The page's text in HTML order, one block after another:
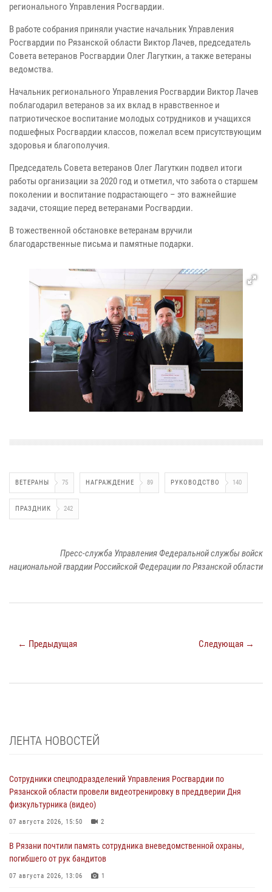
регионального Управления Росгвардии.
В работе собрания приняли участие начальник Управления
Росгвардии по Рязанской области Виктор Лачев, председатель
Совета ветеранов Росгвардии Олег Лагуткин, а также ветераны
ведомства.
Начальник регионального Управления Росгвардии Виктор Лачев
поблагодарил ветеранов за их вклад в нравственное и
патриотическое воспитание молодых сотрудников и учащихся
подшефных Росгвардии классов, пожелал всем присутствующим
здоровья и благополучия.
Председатель Совета ветеранов Олег Лагуткин подвел итоги
работы организации за 2020 год и отметил, что забота о старшем
поколении и воспитание подрастающего – это важнейшие
задачи, стоящие перед ветеранами Росгвардии.
В тожественной обстановке ветеранам вручили
благодарственные письма и памятные подарки.
ВЕТЕРАНЫ 75 НАГРАЖДЕНИЕ 89 РУКОВОДСТВО 140
ПРАЗДНИК 242
Пресс-служба Управления Федеральной службы войск
национальной гвардии Российской Федерации по Рязанской области
← Предыдущая Следующая →
ЛЕНТА НОВОСТЕЙ
Сотрудники спецподразделений Управления Росгвардии по
Рязанской области провели видеотренировку в преддверии Дня
физкультурника (видео)
07 августа 2026, 15:50 2
В Рязани почтили память сотрудника вневедомственной охраны,
погибшего от рук бандитов
07 августа 2026, 13:06 1